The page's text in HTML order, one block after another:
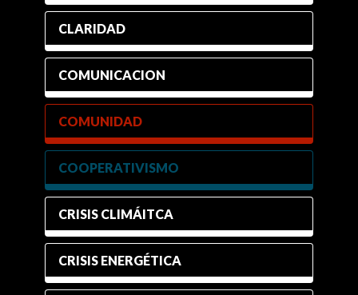
CLARIDAD
COMUNICACION
COMUNIDAD
COOPERATIVISMO
CRISIS CLIMÁITCA
CRISIS ENERGÉTICA